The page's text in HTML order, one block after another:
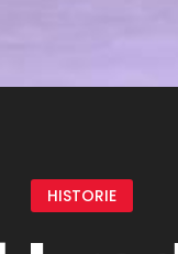
HISTORIE